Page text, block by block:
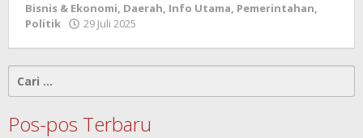
Bisnis & Ekonomi, Daerah, Info Utama, Pemerintahan,
Politik
29 Juli 2025
untuk:
Pos-pos Terbaru